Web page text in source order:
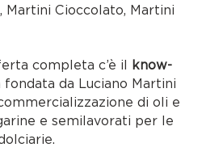
Martini Cioccolato, Martini
completa c’è il know-
fondata da Luciano Martini
di oli e
e semilavorati per le